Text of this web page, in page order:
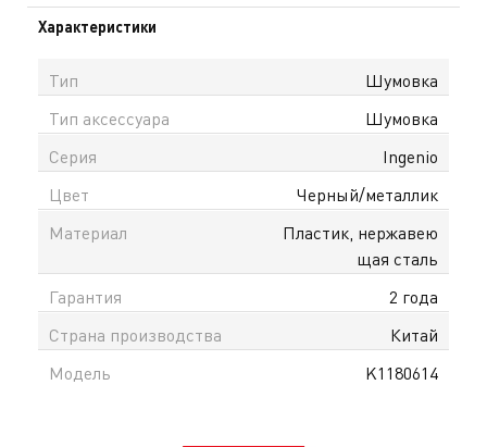
Характеристики
Тип
Шумовка
Тип аксессуара
Шумовка
Серия
Ingenio
Цвет
Черный/металлик
Материал
Пластик, нержавею
щая сталь
Гарантия
2 года
Страна производства
Китай
Модель
K1180614